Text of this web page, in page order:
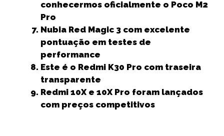
conhecermos oficialmente o Poco M2
Pro
Nubia Red Magic 3 com excelente
pontuação em testes de
performance
Este é o Redmi K30 Pro com traseira
transparente
Redmi 10X e 10X Pro foram lançados
com preços competitivos